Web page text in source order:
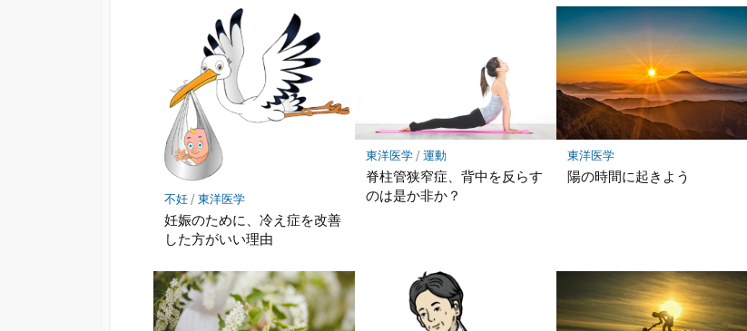
不妊/東洋医学
妊娠のために、冷え症を改善
した方がいい理由
東洋医学/運動
脊柱管狭窄症、背中を反らす
のは是か非か？
東洋医学
陽の時間に起きよう